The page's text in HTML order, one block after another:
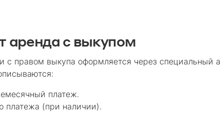
аренда с выкупом
с правом выкупа оформляется через специальный
платеж.
платежа (при наличии).